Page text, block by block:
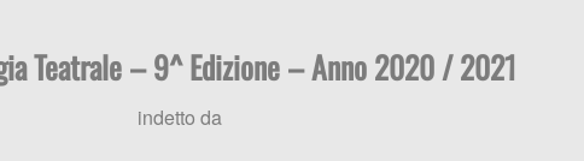
Teatrale – 9^ Edizione – Anno 2020 / 2021
indetto da